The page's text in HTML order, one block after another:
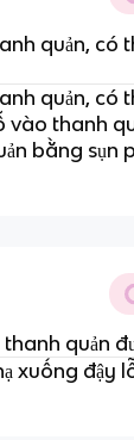
quản, có
quản, có
thanh
bằng sụn
quản
xuống đậy